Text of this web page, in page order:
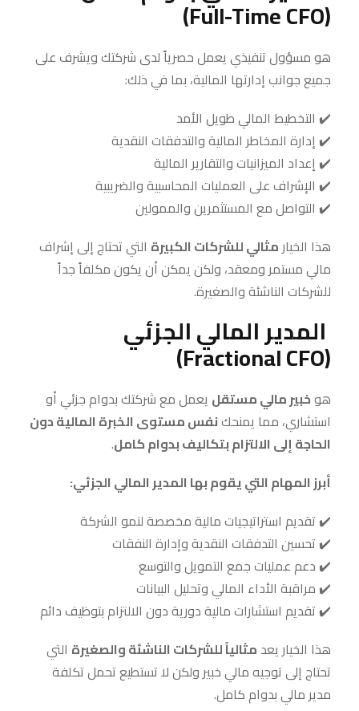
(Full-Time CFO)
هو مسؤول تنفيذي يعمل حصرياً لدى شركتك ويشرف على
جميع جوانب إدارتها المالية، بما في ذلك:
✔️ التخطيط المالي طويل الأمد
✔️ إدارة المخاطر المالية والتدفقات النقدية
✔️ إعداد الميزانيات والتقارير المالية
✔️ الإشراف على العمليات المحاسبية والضريبية
✔️ التواصل مع المستثمرين والممولين
هذا الخيارمثالي للشركات الكبيرة التي تحتاج إلى إشراف
مالي مستمر ومعقد، ولكن يمكن أن يكون مكلفاً جداً
للشركات الناشئة والصغيرة.
المدير المالي الجزئي
(Fractional CFO)
هوخبير مالي مستقل يعمل مع شركتك بدوام جزئي أو
استشاري، مما يمنحكنفس مستوى الخبرة المالية دون
الحاجة إلى الالتزام بتكاليف بدوام كامل.
أبرز المهام التي يقوم بها المدير المالي الجزئي:
✔️ تقديم استراتيجيات مالية مخصصة لنمو الشركة
✔️ تحسين التدفقات النقدية وإدارة النفقات
✔️ دعم عمليات جمع التمويل والتوسع
✔️ مراقبة الأداء المالي وتحليل البيانات
✔️ تقديم استشارات مالية دورية دون الالتزام بتوظيف دائم
هذا الخيار يعد مثالياً للشركات الناشئة والصغيرة التي
تحتاج إلى توجيه مالي خبير ولكن لا تستطيع تحمل تكلفة
مدير مالي بدوام كامل.